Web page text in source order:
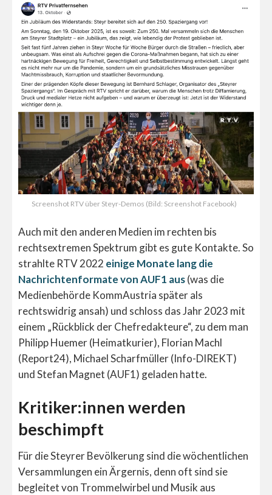
Screenshot RTV über Steyr-Demos (Bild: Screenshot Facebook)
Auch mit den anderen Medien im rechten bis
rechtsextremen Spektrum gibt es gute Kontakte. So
strahlte RTV 2022 einige Monate lang die
Nachrichtenformate von AUF1 aus(was die
Medienbehörde KommAustria später als
rechtswidrig ansah) und schloss das Jahr 2023 mit
einem „Rückblick der Chefredakteure“, zu dem man
Philipp Huemer (Heimatkurier), Florian Machl
(Report24), Michael Scharfmüller (Info-DIREKT)
und Stefan Magnet (AUF1) geladen hatte.
Kritiker:innen werden
beschimpft
Für die Steyrer Bevölkerung sind die wöchentlichen
Versammlungen ein Ärgernis, denn oft sind sie
begleitet von Trommelwirbel und Musik aus